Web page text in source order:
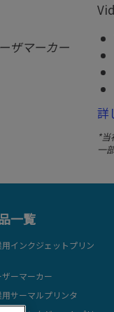
ザマーカー
詳
*
一
一覧
用インクジェットプリン
ザーマーカー
用サーマルプリンタ